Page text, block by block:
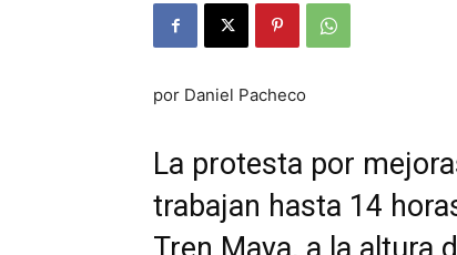
por Daniel Pacheco
La protesta por
trabajan hasta 14